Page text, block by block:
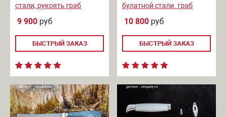
стали, рукоять граб
9 900 руб
БЫСТРЫЙ ЗАКАЗ
булатной стали. граб
10 800 руб
БЫСТРЫЙ ЗАКАЗ